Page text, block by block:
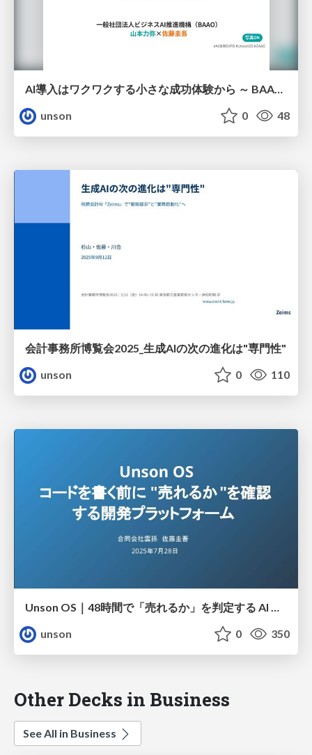
unson
0 48
会計事務所博覧会2025_生成AIの次の進化は"専門性"
unson
0 110
Unson OS｜48時間で「売れるか」を判定する AI 市場検証プラットフォーム
unson
0 350
Other Decks in Business
See All in Business